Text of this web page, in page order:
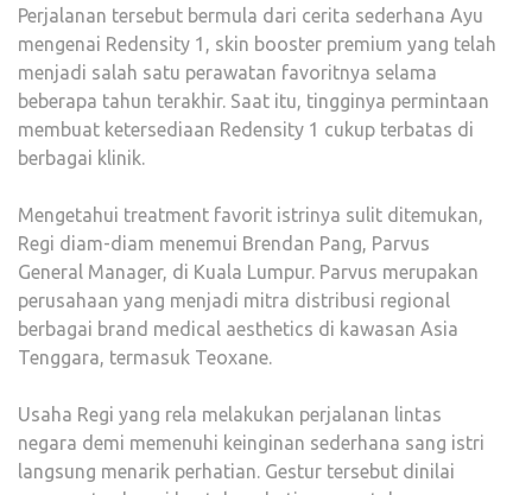
Perjalanan tersebut bermula dari cerita sederhana Ayu
mengenai Redensity 1, skin booster premium yang telah
menjadi salah satu perawatan favoritnya selama
beberapa tahun terakhir. Saat itu, tingginya permintaan
membuat ketersediaan Redensity 1 cukup terbatas di
berbagai klinik.
Mengetahui treatment favorit istrinya sulit ditemukan,
Regi diam-diam menemui Brendan Pang, Parvus
General Manager, di Kuala Lumpur. Parvus merupakan
perusahaan yang menjadi mitra distribusi regional
berbagai brand medical aesthetics di kawasan Asia
Tenggara, termasuk Teoxane.
Usaha Regi yang rela melakukan perjalanan lintas
negara demi memenuhi keinginan sederhana sang istri
langsung menarik perhatian. Gestur tersebut dinilai